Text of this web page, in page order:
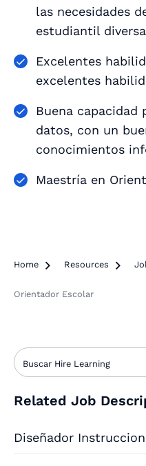
las necesidades
estudiantil diversa
Excelentes
excelentes
Buena capacidad
datos, con un
conocimientos
Maestría en
Home  Resources 
Orientador Escolar
Related Job
Diseñador